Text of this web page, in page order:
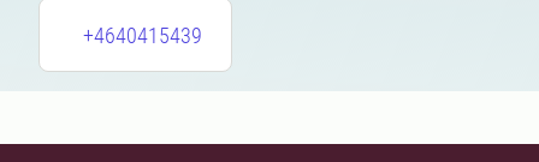
+4640415439